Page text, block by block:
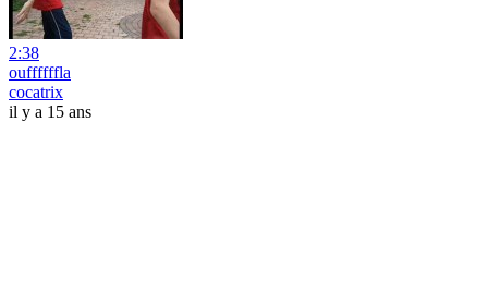
2:38
ouffffffla
cocatrix
il y a 15 ans